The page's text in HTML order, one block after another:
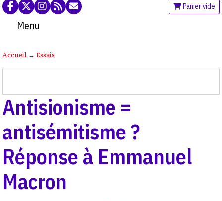
Panier vide
Menu
Accueil → Essais
Antisionisme =
antisémitisme ?
Réponse à Emmanuel
Macron